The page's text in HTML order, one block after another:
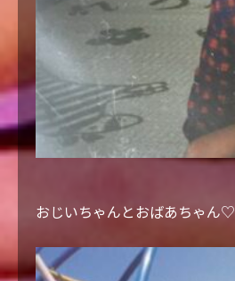
おじいちゃんとおばあちゃん♡